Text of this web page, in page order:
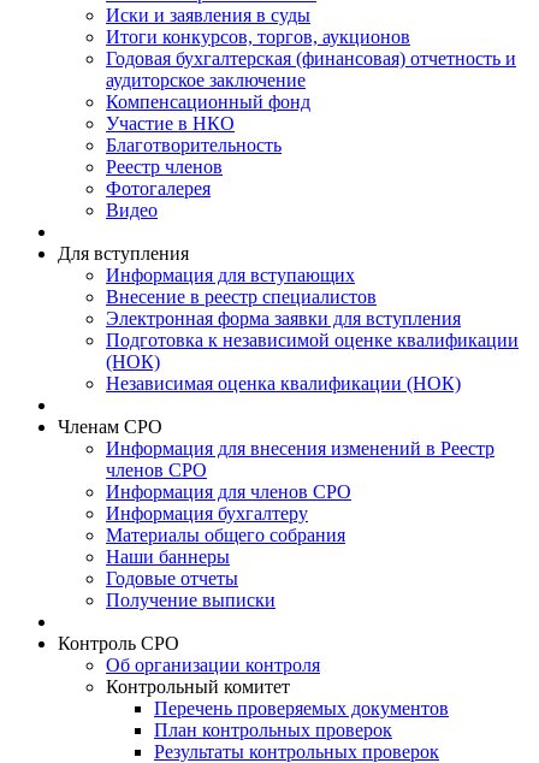
Иски и заявления в суды
Итоги конкурсов, торгов, аукционов
Годовая бухгалтерская (финансовая) отчетность и
аудиторское заключение
Компенсационный фонд
Участие в НКО
Благотворительность
Реестр членов
Фотогалерея
Видео
Для вступления
Информация для вступающих
Внесение в реестр специалистов
Электронная форма заявки для вступления
Подготовка к независимой оценке квалификации
(НОК)
Независимая оценка квалификации (НОК)
Членам СРО
Информация для внесения изменений в Реестр
членов СРО
Информация для членов СРО
Информация бухгалтеру
Материалы общего собрания
Наши баннеры
Годовые отчеты
Получение выписки
Контроль СРО
Об организации контроля
Контрольный комитет
Перечень проверяемых документов
План контрольных проверок
Результаты контрольных проверок